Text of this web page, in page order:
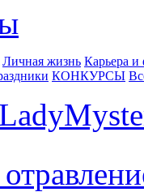
Личная жизнь Карьера
КОНКУРСЫ